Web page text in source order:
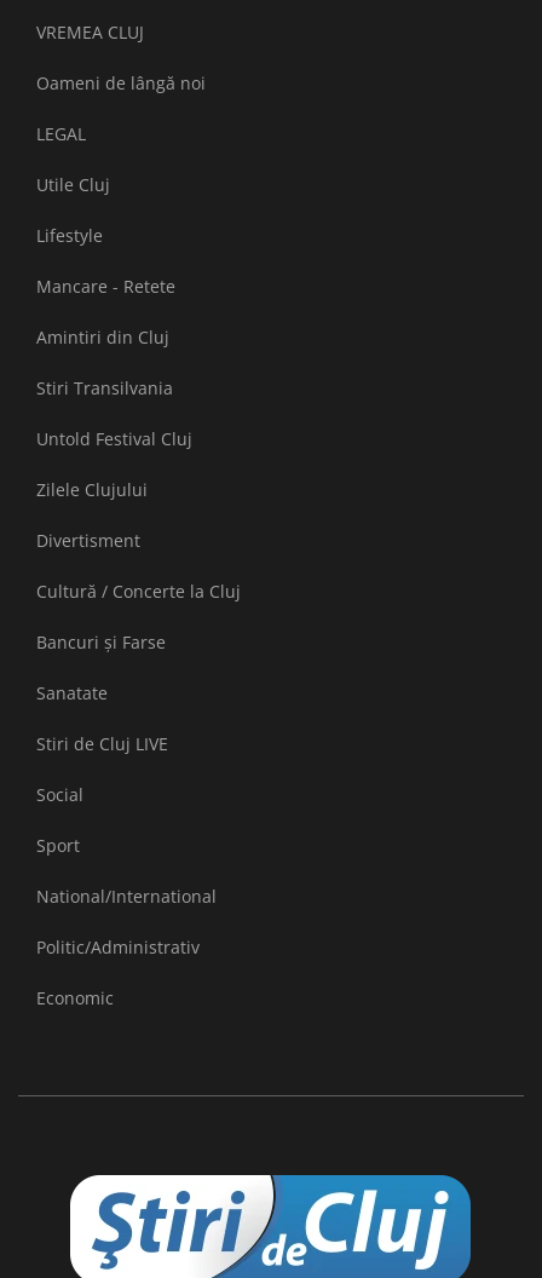
VREMEA CLUJ
Oameni de lângă noi
LEGAL
Utile Cluj
Lifestyle
Mancare - Retete
Amintiri din Cluj
Stiri Transilvania
Untold Festival Cluj
Zilele Clujului
Divertisment
Cultură / Concerte la Cluj
Bancuri și Farse
Sanatate
Stiri de Cluj LIVE
Social
Sport
National/International
Politic/Administrativ
Economic